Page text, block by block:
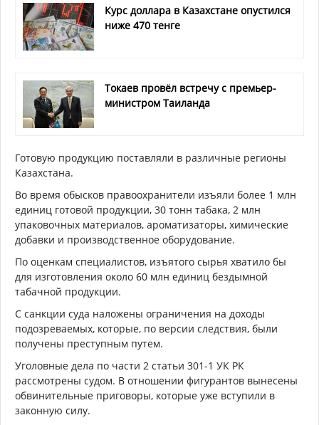
Курс доллара в Казахстане опустился
ниже 470 тенге
Токаев провёл встречу с премьер-
министром Таиланда
Готовую продукцию поставляли в различные регионы
Казахстана.
Во время обысков правоохранители изъяли более 1 млн
единиц готовой продукции, 30 тонн табака, 2 млн
упаковочных материалов, ароматизаторы, химические
добавки и производственное оборудование.
По оценкам специалистов, изъятого сырья хватило бы
для изготовления около 60 млн единиц бездымной
табачной продукции.
С санкции суда наложены ограничения на доходы
подозреваемых, которые, по версии следствия, были
получены преступным путем.
Уголовные дела по части 2 статьи 301-1 УК РК
рассмотрены судом. В отношении фигурантов вынесены
обвинительные приговоры, которые уже вступили в
законную силу.